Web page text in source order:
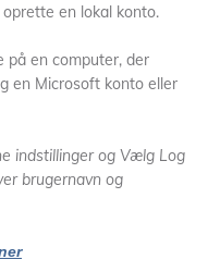
en lokal konto.
på en computer, der
en Microsoft konto eller
indstillinger og Vælg Log
brugernavn og